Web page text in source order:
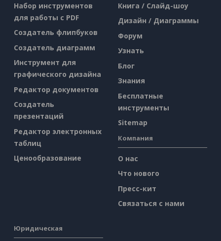
Набор инструментов
для работы с PDF
Создатель флипбуков
Создатель диаграмм
Инструмент для
графического дизайна
Редактор документов
Создатель
презентаций
Редактор электронных
таблиц
Ценообразование
Книга / Слайд-шоу
Дизайн / Диаграммы
Форум
Узнать
Блог
Знания
Бесплатные
инструменты
Sitemap
Компания
О нас
Что нового
Пресс-кит
Связаться с нами
Юридическая